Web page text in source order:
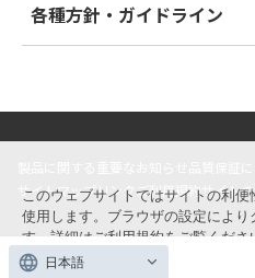
各種方針・ガイドライン
サイトマップリンク ご利用規約 サイト
© ITOKI
このウェブサイトではサイトの利
使用します。ブラウザの設定によ
す。詳細は ご利用規約をご覧くださ
は、クッキーの使用に同意いただく